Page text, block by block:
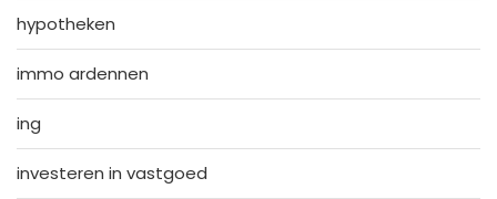
hypotheken
immo ardennen
ing
investeren in vastgoed